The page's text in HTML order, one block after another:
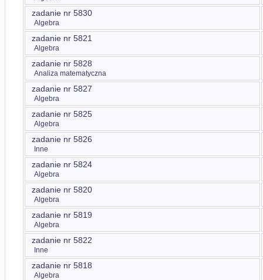
zadanie nr 5830
Algebra
zadanie nr 5821
Algebra
zadanie nr 5828
Analiza matematyczna
zadanie nr 5827
Algebra
zadanie nr 5825
Algebra
zadanie nr 5826
Inne
zadanie nr 5824
Algebra
zadanie nr 5820
Algebra
zadanie nr 5819
Algebra
zadanie nr 5822
Inne
zadanie nr 5818
Algebra